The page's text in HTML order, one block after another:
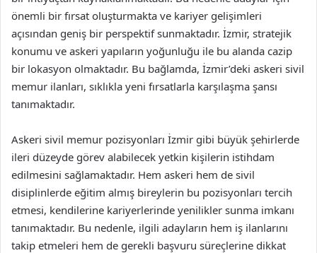
önemli bir fırsat oluşturmakta ve kariyer gelişimleri
açısından geniş bir perspektif sunmaktadır. İzmir, stratejik
konumu ve askeri yapıların yoğunluğu ile bu alanda cazip
bir lokasyon olmaktadır. Bu bağlamda, İzmir’deki askeri sivil
memur ilanları, sıklıkla yeni fırsatlarla karşılaşma şansı
tanımaktadır.
Askeri sivil memur pozisyonları İzmir gibi büyük şehirlerde
ileri düzeyde görev alabilecek yetkin kişilerin istihdam
edilmesini sağlamaktadır. Hem askeri hem de sivil
disiplinlerde eğitim almış bireylerin bu pozisyonları tercih
etmesi, kendilerine kariyerlerinde yenilikler sunma imkanı
tanımaktadır. Bu nedenle, ilgili adayların hem iş ilanlarını
takip etmeleri hem de gerekli başvuru süreçlerine dikkat